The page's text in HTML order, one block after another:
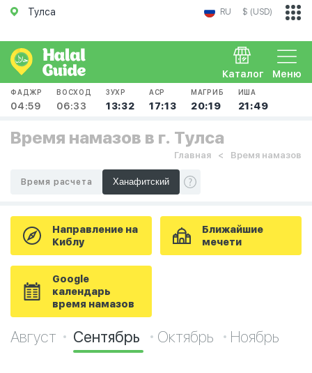
Тулса RU $ (USD)
Меню
Каталог
ФАДЖР
04:59
ВОСХОД
06:33
ЗУХР
13:32
АСР
17:13
МАГРИБ
20:19
ИША
21:49
Время намазов в г. Тулса
Главная Время намазов
Время расчета
Направление на
Киблу
Ближайшие
мечети
Google
календарь
время намазов
Август Сентябрь Октябрь Ноябрь